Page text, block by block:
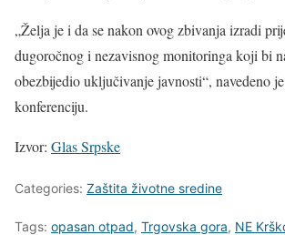
„Želja je i da se nakon ovog zbivanja izradi
dugoročnog i nezavisnog monitoringa koji bi
obezbijedio uključivanje javnosti“, navedeno
konferenciju.
Izvor: Glas Srpske
Categories: Zaštita životne sredine
Tags: opasan otpad, Trgovska gora, NE